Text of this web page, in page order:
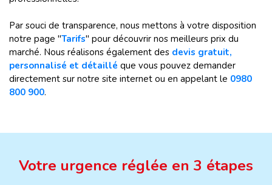
Par souci de transparence, nous mettons à votre disposition
notre page "Tarifs" pour découvrir nos meilleurs prix du
marché. Nous réalisons également des devis gratuit,
personnalisé et détaillé que vous pouvez demander
directement sur notre site internet ou en appelant le 0980
800 900.
Votre urgence réglée en 3 étapes